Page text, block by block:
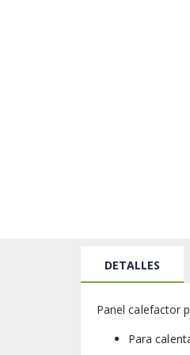
DETALLES
Panel calefactor
Para